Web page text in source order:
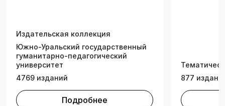
Издательская коллекция
Южно-Уральский государственный
гуманитарно-педагогический
университет
4769 изданий
Подробнее
877